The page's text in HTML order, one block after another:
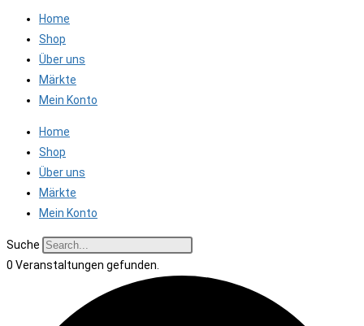
Home
Shop
Über uns
Märkte
Mein Konto
Home
Shop
Über uns
Märkte
Mein Konto
Suche
0 Veranstaltungen gefunden.